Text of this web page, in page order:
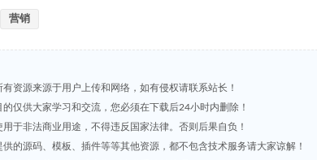
营销
有资源来源于用户上传和网络，如有侵权请联系站长！
的仅供大家学习和交流，您必须在下载后24小时内删除！
用于非法商业用途，不得违反国家法律。否则后果自负！
供的源码、模板、插件等等其他资源，都不包含技术服务请大家谅解！